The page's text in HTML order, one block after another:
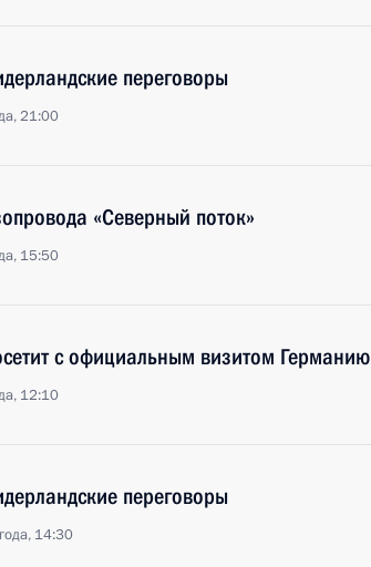
переговоры
21:00
«Северный поток»
15:50
с официальным визитом Германию
12:10
переговоры
14:30